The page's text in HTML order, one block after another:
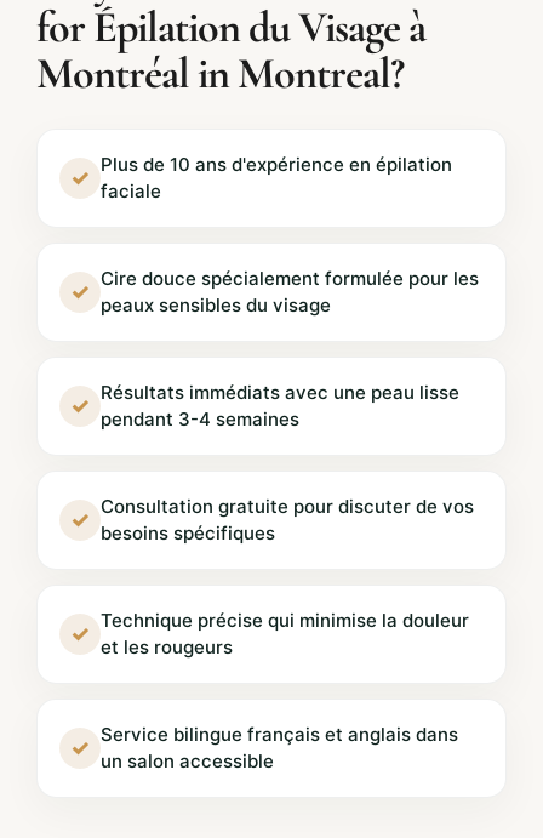
for Épilation du Visage à
Montréal in Montreal?
✓
Plus de 10 ans d'expérience en épilation
faciale
✓
Cire douce spécialement formulée pour les
peaux sensibles du visage
✓
Résultats immédiats avec une peau lisse
pendant 3-4 semaines
✓
Consultation gratuite pour discuter de vos
besoins spécifiques
✓
Technique précise qui minimise la douleur
et les rougeurs
✓
Service bilingue français et anglais dans
un salon accessible